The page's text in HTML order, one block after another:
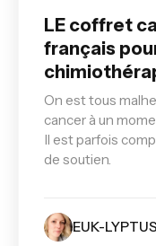
LE coffret
français
On est tous
cancer à un
Il est parfois
de soutien.
EUK-